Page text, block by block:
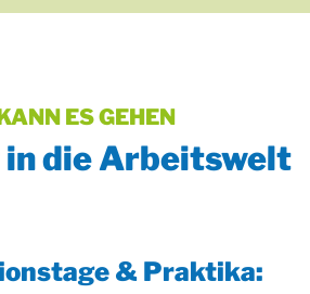
ES GEHEN
in die Arbeitswelt
& Praktika: